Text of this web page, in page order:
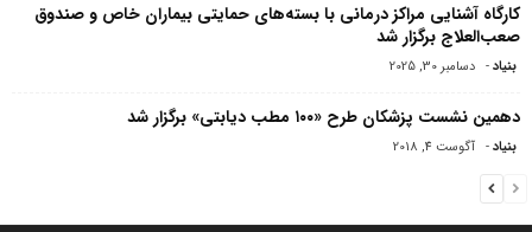
کارگاه آشنایی مراکز درمانی با بسته‌های حمایتی بیماران خاص و صندوق
صعب‌العلاج برگزار شد
بنیاد- دسامبر 30, 2025
دهمین نشست پزشکان طرح «۱۰۰ مطب دیابتی» برگزار شد
بنیاد- آگوست 4, 2018